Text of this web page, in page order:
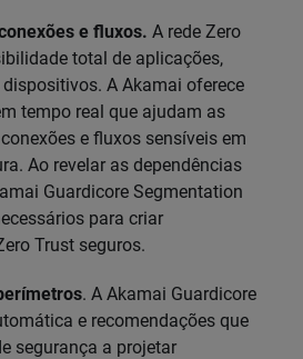
e fluxos. A rede Zero
total de aplicações,
A Akamai oferece
tempo real que ajudam as
e fluxos sensíveis em
Ao revelar as dependências
Guardicore Segmentation
para criar
Trust seguros.
. A Akamai Guardicore
e recomendações que
segurança a projetar